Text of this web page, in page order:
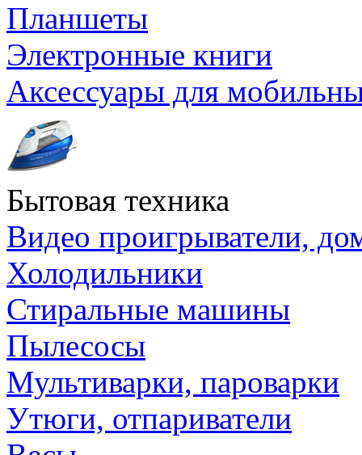
Планшеты
Электронные книги
Аксессуары для
Бытовая техника
Видео проигрыватели,
Холодильники
Стиральные машины
Пылесосы
Мультиварки, пароварки
Утюги, отпариватели